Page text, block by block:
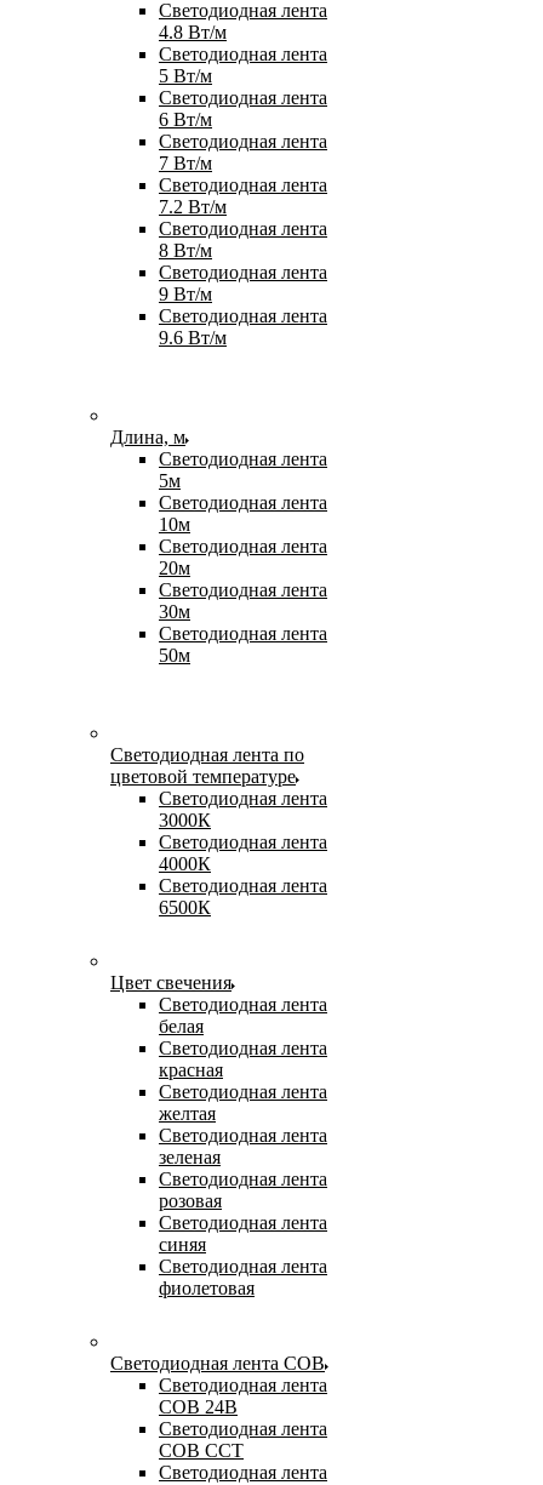
Светодиодная лента
4.8 Вт/м
Светодиодная лента
5 Вт/м
Светодиодная лента
6 Вт/м
Светодиодная лента
7 Вт/м
Светодиодная лента
7.2 Вт/м
Светодиодная лента
8 Вт/м
Светодиодная лента
9 Вт/м
Светодиодная лента
9.6 Вт/м
Длина, м
Светодиодная лента
5м
Светодиодная лента
10м
Светодиодная лента
20м
Светодиодная лента
30м
Светодиодная лента
50м
Светодиодная лента по
цветовой температуре
Светодиодная лента
3000К
Светодиодная лента
4000К
Светодиодная лента
6500К
Цвет свечения
Светодиодная лента
белая
Светодиодная лента
красная
Светодиодная лента
желтая
Светодиодная лента
зеленая
Светодиодная лента
розовая
Светодиодная лента
синяя
Светодиодная лента
фиолетовая
Светодиодная лента COB
Светодиодная лента
COB 24В
Светодиодная лента
COB CCT
Светодиодная лента